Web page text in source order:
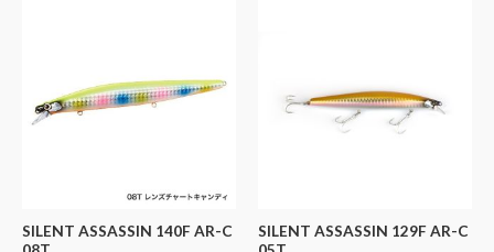
SILENT ASSASSIN 140F AR-C
SILENT ASSASSIN 129F AR-C